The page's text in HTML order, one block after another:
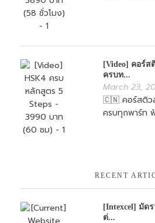
[Video] คอร์ส
ครบท...
March 23,
🇨🇳 คอร์สติวส
ครบทุกพาร์ท
RECENT
[Intexcel] มัด
ต่...